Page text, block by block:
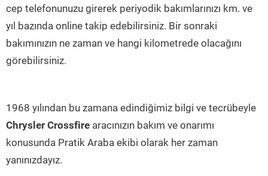
cep telefonunuzu girerek periyodik bakımlarınızı km. ve
yıl bazında online takip edebilirsiniz. Bir sonraki
bakımınızın ne zaman ve hangi kilometrede olacağını
görebilirsiniz.
1968 yılından bu zamana edindiğimiz bilgi ve tecrübeyle
Chrysler Crossfire aracınızın bakım ve onarımı
konusunda Pratik Araba ekibi olarak her zaman
yanınızdayız.